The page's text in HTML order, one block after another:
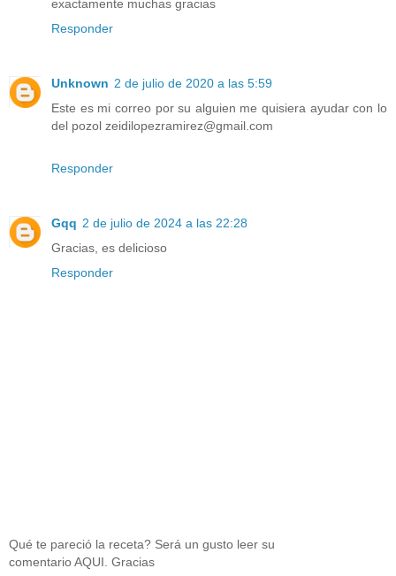
exactamente muchas gracias
Responder
Unknown 2 de julio de 2020 a las 5:59
Este es mi correo por su alguien me quisiera ayudar con lo
del pozol zeidilopezramirez@gmail.com
Responder
Gqq 2 de julio de 2024 a las 22:28
Gracias, es delicioso
Responder
Qué te pareció la receta? Será un gusto leer su
comentario AQUI. Gracias